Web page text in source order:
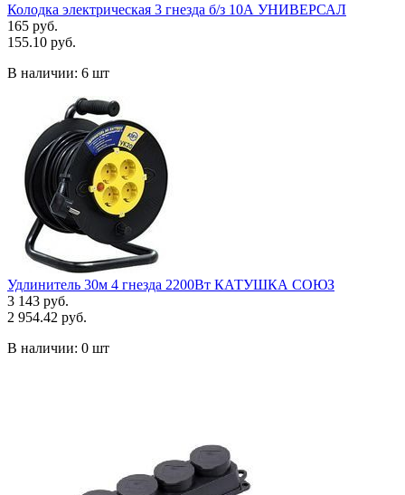
Колодка электрическая 3 гнезда б/з 10А УНИВЕРСАЛ
165 руб.
155.10 руб.
В наличии: 6 шт
Удлинитель 30м 4 гнезда 2200Вт КАТУШКА СОЮЗ
3 143 руб.
2 954.42 руб.
В наличии: 0 шт